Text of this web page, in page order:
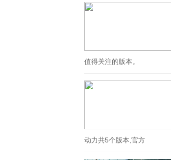
值得关注的版本。
动力共5个版本,官方